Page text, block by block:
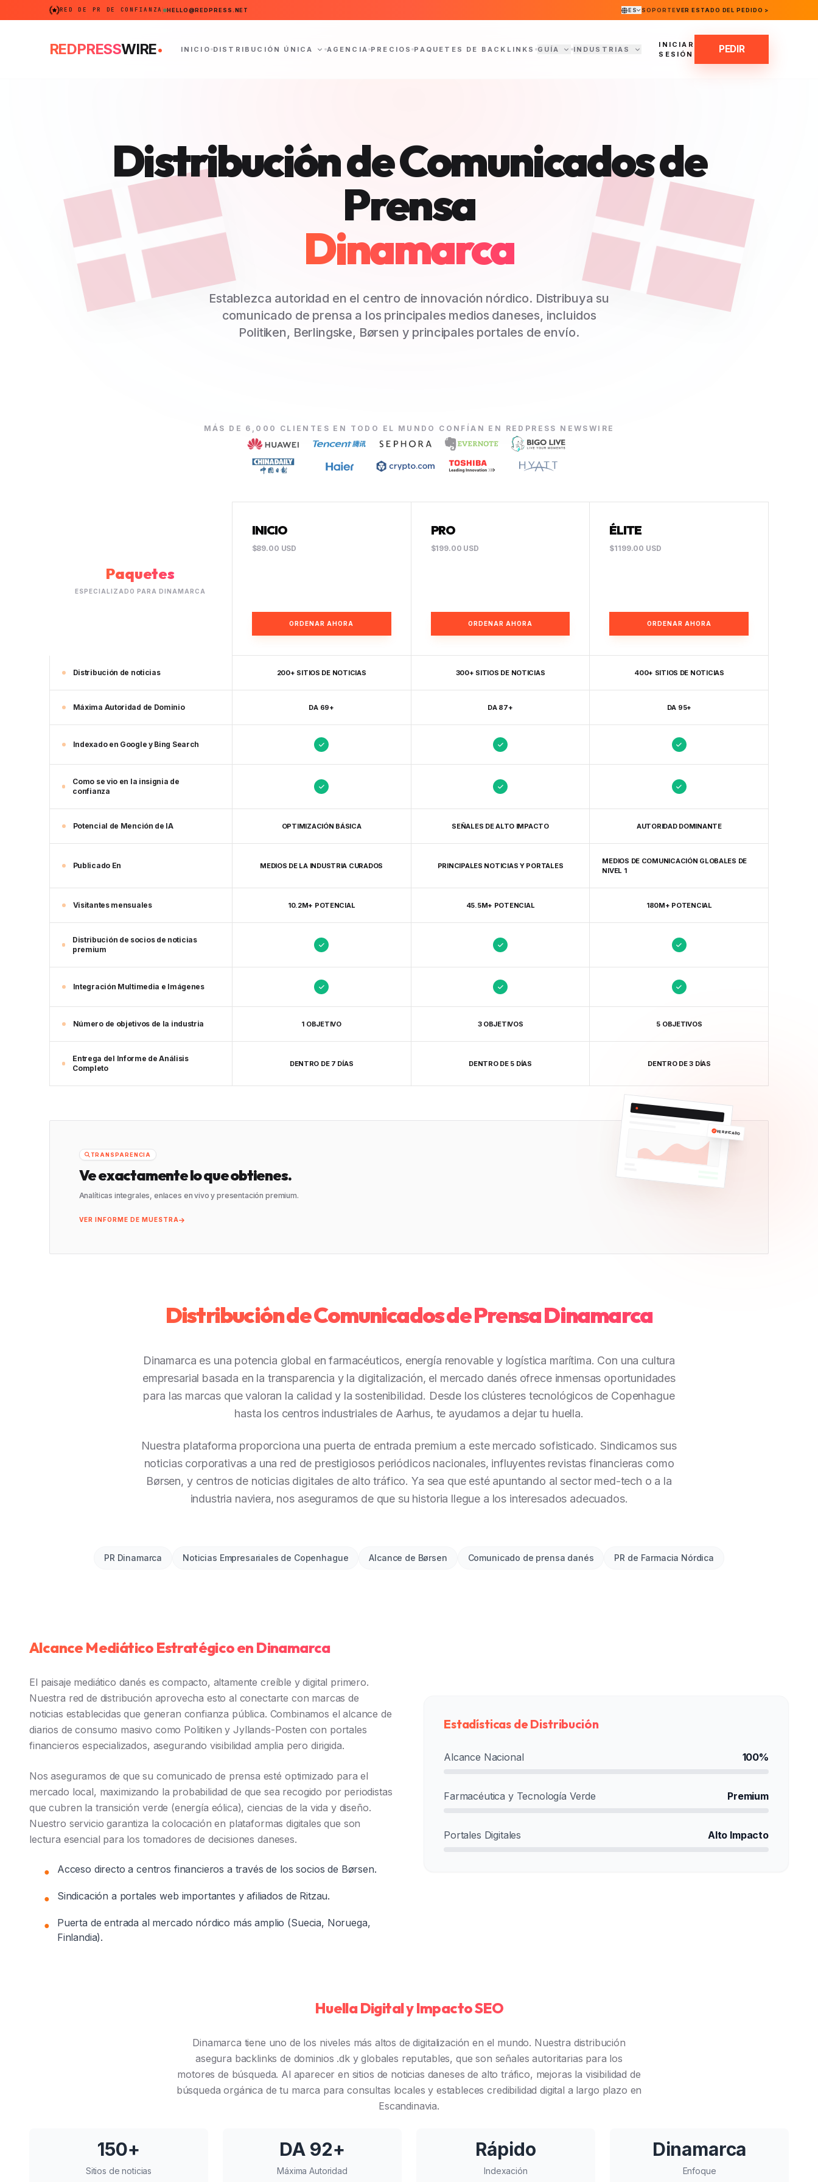
RED DE PR DE CONFIANZA HELLO@REDPRESS.NET ES SOPORTEVER ESTADO DEL PEDIDO >
REDPRESSWIRE. INICIO DISTRIBUCIÓN ÚNICA AGENCIA PRECIOS PAQUETES DE BACKLINKS GUÍA INDUSTRIAS
INICIAR
SESIÓN
PEDIR
Distribución de Comunicados de
Prensa
Dinamarca
Establezca autoridad en el centro de innovación nórdico. Distribuya su
comunicado de prensa a los principales medios daneses, incluidos
Politiken, Berlingske, Børsen y principales portales de envío.
MÁS DE 6,000 CLIENTES EN TODO EL MUNDO CONFÍAN EN REDPRESS NEWSWIRE
Paquetes
ESPECIALIZADO PARA DINAMARCA
INICIO
$89.00 USD
ORDENAR AHORA
PRO
$199.00 USD
ORDENAR AHORA
ÉLITE
$1199.00 USD
ORDENAR AHORA
Distribución de noticias 200+ SITIOS DE NOTICIAS 300+ SITIOS DE NOTICIAS 400+ SITIOS DE NOTICIAS
Máxima Autoridad de Dominio DA 69+ DA 87+ DA 95+
Indexado en Google y Bing Search
Como se vio en la insignia de
confianza
Potencial de Mención de IA OPTIMIZACIÓN BÁSICA SEÑALES DE ALTO IMPACTO AUTORIDAD DOMINANTE
Publicado En MEDIOS DE LA INDUSTRIA CURADOS PRINCIPALES NOTICIAS Y PORTALES
MEDIOS DE COMUNICACIÓN GLOBALES DE
NIVEL 1
Visitantes mensuales 10.2M+ POTENCIAL 45.5M+ POTENCIAL 180M+ POTENCIAL
Distribución de socios de noticias
premium
Integración Multimedia e Imágenes
Número de objetivos de la industria 1 OBJETIVO 3 OBJETIVOS 5 OBJETIVOS
Entrega del Informe de Análisis
Completo
DENTRO DE 7 DÍAS DENTRO DE 5 DÍAS DENTRO DE 3 DÍAS
TRANSPARENCIA
Ve exactamente lo que obtienes.
Analíticas integrales, enlaces en vivo y presentación premium.
VER INFORME DE MUESTRA
VERIFICADO
Distribución de Comunicados de Prensa Dinamarca
Dinamarca es una potencia global en farmacéuticos, energía renovable y logística marítima. Con una cultura
empresarial basada en la transparencia y la digitalización, el mercado danés ofrece inmensas oportunidades
para las marcas que valoran la calidad y la sostenibilidad. Desde los clústeres tecnológicos de Copenhague
hasta los centros industriales de Aarhus, te ayudamos a dejar tu huella.
Nuestra plataforma proporciona una puerta de entrada premium a este mercado sofisticado. Sindicamos sus
noticias corporativas a una red de prestigiosos periódicos nacionales, influyentes revistas financieras como
Børsen, y centros de noticias digitales de alto tráfico. Ya sea que esté apuntando al sector med-tech o a la
industria naviera, nos aseguramos de que su historia llegue a los interesados adecuados.
PR Dinamarca Noticias Empresariales de Copenhague Alcance de Børsen Comunicado de prensa danés PR de Farmacia Nórdica
Alcance Mediático Estratégico en Dinamarca
El paisaje mediático danés es compacto, altamente creíble y digital primero.
Nuestra red de distribución aprovecha esto al conectarte con marcas de
noticias establecidas que generan confianza pública. Combinamos el alcance de
diarios de consumo masivo como Politiken y Jyllands-Posten con portales
financieros especializados, asegurando visibilidad amplia pero dirigida.
Nos aseguramos de que su comunicado de prensa esté optimizado para el
mercado local, maximizando la probabilidad de que sea recogido por periodistas
que cubren la transición verde (energía eólica), ciencias de la vida y diseño.
Nuestro servicio garantiza la colocación en plataformas digitales que son
lectura esencial para los tomadores de decisiones daneses.
● Acceso directo a centros financieros a través de los socios de Børsen.
● Sindicación a portales web importantes y afiliados de Ritzau.
●
Puerta de entrada al mercado nórdico más amplio (Suecia, Noruega,
Finlandia).
Estadísticas de Distribución
Alcance Nacional 100%
Farmacéutica y Tecnología Verde Premium
Portales Digitales Alto Impacto
Huella Digital y Impacto SEO
Dinamarca tiene uno de los niveles más altos de digitalización en el mundo. Nuestra distribución
asegura backlinks de dominios .dk y globales reputables, que son señales autoritarias para los
motores de búsqueda. Al aparecer en sitios de noticias daneses de alto tráfico, mejoras la visibilidad de
búsqueda orgánica de tu marca para consultas locales y estableces credibilidad digital a largo plazo en
Escandinavia.
150+
Sitios de noticias
DA 92+
Máxima Autoridad
Rápido
Indexación
Dinamarca
Enfoque